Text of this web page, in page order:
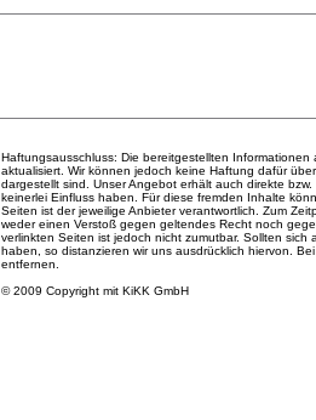
Haftungsausschluss: Die bereitgestellten
aktualisiert. Wir können jedoch keine Haftung dafür
dargestellt sind. Unser Angebot erhält auch direkte
keinerlei Einfluss haben. Für diese fremden Inhalte
Seiten ist der jeweilige Anbieter verantwortlich. Zum
weder einen Verstoß gegen geltendes Recht noch
verlinkten Seiten ist jedoch nicht zumutbar. Sollten
haben, so distanzieren wir uns ausdrücklich hiervon.
entfernen.
© 2009 Copyright mit KiKK GmbH